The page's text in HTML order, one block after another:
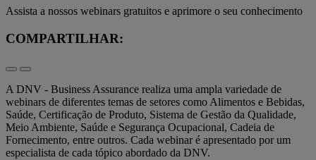
Assista a nossos webinars gratuitos e aprimore o seu conhecimento
COMPARTILHAR:
A DNV - Business Assurance realiza uma ampla variedade de
webinars de diferentes temas de setores como Alimentos e Bebidas,
Saúde, Certificação de Produto, Sistema de Gestão da Qualidade,
Meio Ambiente, Saúde e Segurança Ocupacional, Cadeia de
Fornecimento, entre outros. Cada webinar é apresentado por um
especialista de cada tópico abordado da DNV.